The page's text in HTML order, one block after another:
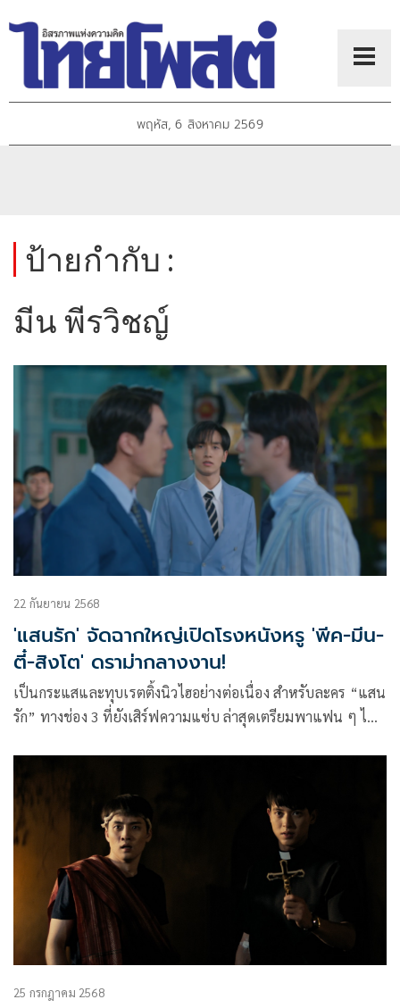
พฤหัส, 6 สิงหาคม 2569
ป้ายกำกับ :
มีน พีรวิชญ์
22 กันยายน 2568
'แสนรัก' จัดฉากใหญ่เปิดโรงหนังหรู 'พีค-มีน-
ตี๋-สิงโต' ดราม่ากลางงาน!
เป็นกระแสและทุบเรตติ้งนิวไฮอย่างต่อเนื่อง สำหรับละคร “แสน
รัก” ทางช่อง 3 ที่ยังเสิร์ฟความแซ่บ ล่าสุดเตรียมพาแฟน ๆ ไป
จริง เบื้องหลังเนรมิตฉากนี้จะอลังการงานสร้างขนาดไหนวันนี้จะ
มาเผยเบื้องหลังให้ได้รู้ก่อนไปชมของจริง
25 กรกฎาคม 2568